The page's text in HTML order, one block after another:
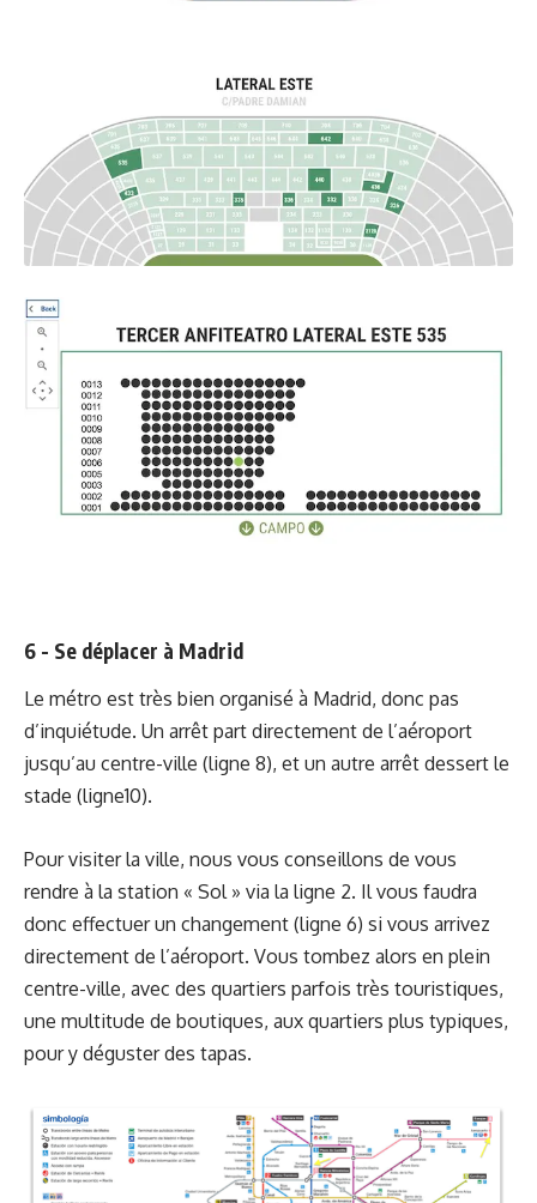
6 - Se déplacer à Madrid
Le métro est très bien organisé à Madrid, donc pas
d’inquiétude. Un arrêt part directement de l’aéroport
jusqu’au centre-ville (ligne 8), et un autre arrêt dessert le
stade (ligne10).
Pour visiter la ville, nous vous conseillons de vous
rendre à la station « Sol » via la ligne 2. Il vous faudra
donc effectuer un changement (ligne 6) si vous arrivez
directement de l’aéroport. Vous tombez alors en plein
centre-ville, avec des quartiers parfois très touristiques,
une multitude de boutiques, aux quartiers plus typiques,
pour y déguster des tapas.